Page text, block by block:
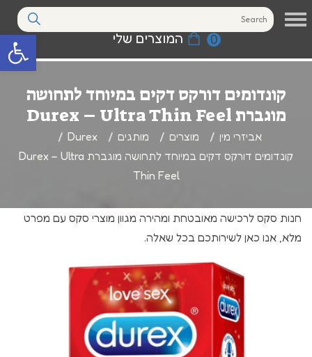
פתח סרגל 0 המוצרים שלי
קונדומים דורקס דקים במיוחד לתחושה
מוגברת Durex – Ultra Thin Feel
אביזרי מין מוצרים מותגים
Durex
קונדומים דורקס דקים במיוחד לתחושה מוגברת Durex – Ultra
Thin Feel
חנות סקס לרכישה מאובטחת ומהירה מגוון מוצרי סקס עם מפרט
מלא, אנו כאן לשירותכם בכל שאלה.